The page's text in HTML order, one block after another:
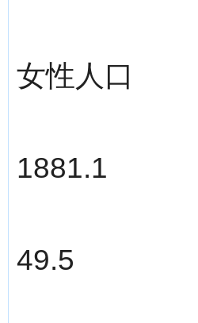
女性人口
1881.1
49.5